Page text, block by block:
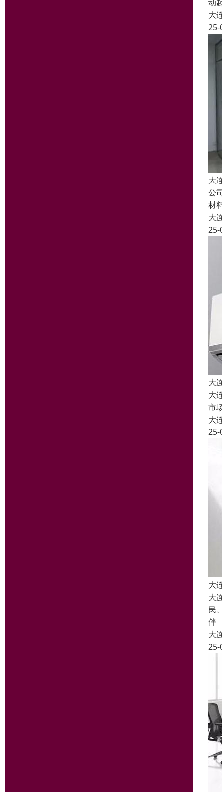
动
大
25-
大
公
材
大
25-
大
大
市
大
25-
大
大
民
伴
大
25-